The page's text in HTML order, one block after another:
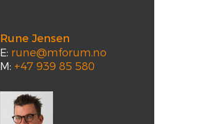
Rune Jensen
E: rune@mforum.no
M: +47 939 85 580